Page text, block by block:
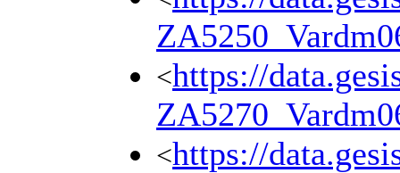
<https://
<https://